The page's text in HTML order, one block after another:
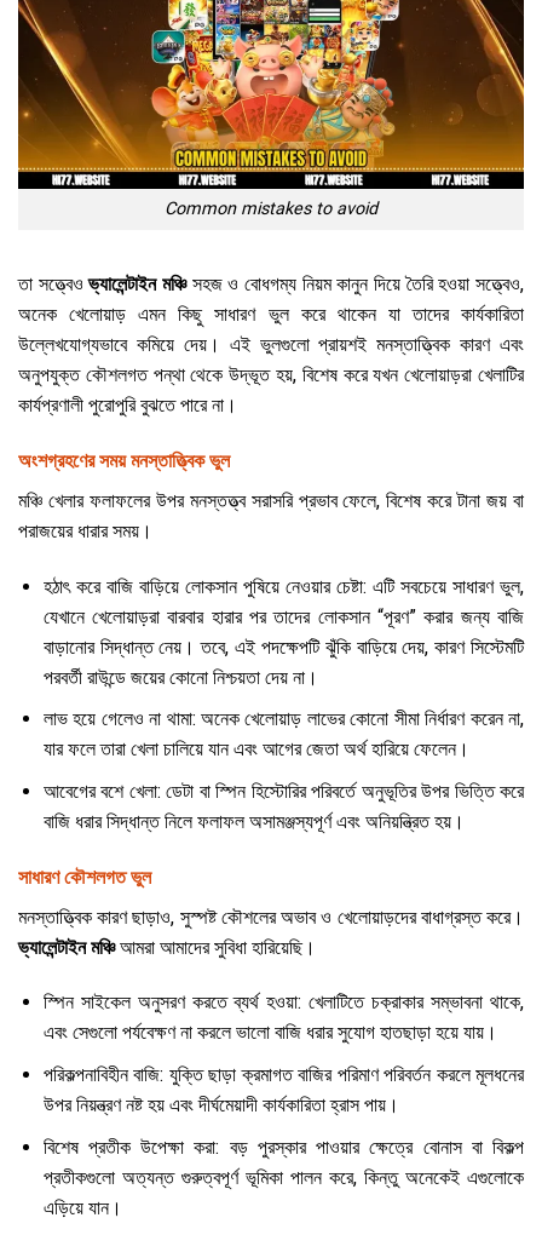
Common mistakes to avoid
তা সত্ত্বেওভ্যালেন্টাইন মঞ্চি সহজ ও বোধগম্য নিয়ম কানুন দিয়ে তৈরি হওয়া সত্ত্বেও,
অনেক খেলোয়াড় এমন কিছু সাধারণ ভুল করে থাকেন যা তাদের কার্যকারিতা
উল্লেখযোগ্যভাবে কমিয়ে দেয়। এই ভুলগুলো প্রায়শই মনস্তাত্ত্বিক কারণ এবং
অনুপযুক্ত কৌশলগত পন্থা থেকে উদ্ভূত হয়, বিশেষ করে যখন খেলোয়াড়রা খেলাটির
কার্যপ্রণালী পুরোপুরি বুঝতে পারে না।
অংশগ্রহণের সময় মনস্তাত্ত্বিক ভুল
মঞ্চি খেলার ফলাফলের উপর মনস্তত্ত্ব সরাসরি প্রভাব ফেলে, বিশেষ করে টানা জয় বা
পরাজয়ের ধারার সময়।
হঠাৎ করে বাজি বাড়িয়ে লোকসান পুষিয়ে নেওয়ার চেষ্টা: এটি সবচেয়ে সাধারণ ভুল,
যেখানে খেলোয়াড়রা বারবার হারার পর তাদের লোকসান “পূরণ” করার জন্য বাজি
বাড়ানোর সিদ্ধান্ত নেয়। তবে, এই পদক্ষেপটি ঝুঁকি বাড়িয়ে দেয়, কারণ সিস্টেমটি
পরবর্তী রাউন্ডে জয়ের কোনো নিশ্চয়তা দেয় না।
লাভ হয়ে গেলেও না থামা: অনেক খেলোয়াড় লাভের কোনো সীমা নির্ধারণ করেন না,
যার ফলে তারা খেলা চালিয়ে যান এবং আগের জেতা অর্থ হারিয়ে ফেলেন।
আবেগের বশে খেলা: ডেটা বা স্পিন হিস্টোরির পরিবর্তে অনুভূতির উপর ভিত্তি করে
বাজি ধরার সিদ্ধান্ত নিলে ফলাফল অসামঞ্জস্যপূর্ণ এবং অনিয়ন্ত্রিত হয়।
সাধারণ কৌশলগত ভুল
মনস্তাত্ত্বিক কারণ ছাড়াও, সুস্পষ্ট কৌশলের অভাব ও খেলোয়াড়দের বাধাগ্রস্ত করে।
ভ্যালেন্টাইন মঞ্চিআমরা আমাদের সুবিধা হারিয়েছি।
স্পিন সাইকেল অনুসরণ করতে ব্যর্থ হওয়া: খেলাটিতে চক্রাকার সম্ভাবনা থাকে,
এবং সেগুলো পর্যবেক্ষণ না করলে ভালো বাজি ধরার সুযোগ হাতছাড়া হয়ে যায়।
পরিকল্পনাবিহীন বাজি: যুক্তি ছাড়া ক্রমাগত বাজির পরিমাণ পরিবর্তন করলে মূলধনের
উপর নিয়ন্ত্রণ নষ্ট হয় এবং দীর্ঘমেয়াদী কার্যকারিতা হ্রাস পায়।
বিশেষ প্রতীক উপেক্ষা করা: বড় পুরস্কার পাওয়ার ক্ষেত্রে বোনাস বা বিকল্প
প্রতীকগুলো অত্যন্ত গুরুত্বপূর্ণ ভূমিকা পালন করে, কিন্তু অনেকেই এগুলোকে
এড়িয়ে যান।